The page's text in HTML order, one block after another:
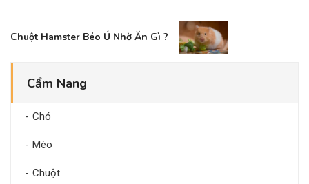
Chuột Hamster Béo Ú Nhờ Ăn Gì ?
Cẩm Nang
Chó
Mèo
Chuột